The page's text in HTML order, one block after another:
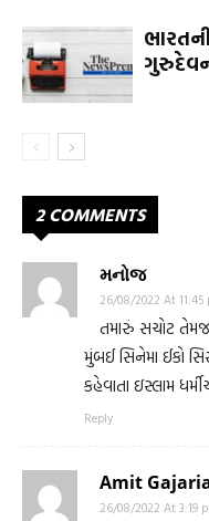
2 COMMENTS
મનોજ
26/08/2022 At 11:45
તમારું સચોટ
મુંબઈ સિનેમા ઈકો
કહેવાતા ઇસ્લામ
Reply
Amit
26/08/2022 At 3:19